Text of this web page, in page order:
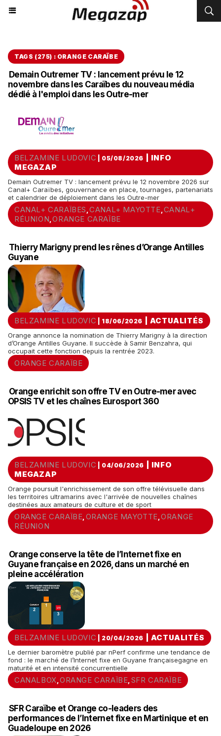
TAGS (275) : ORANGE CARAÏBE
Demain Outremer TV : lancement prévu le 12
novembre dans les Caraïbes du nouveau média
dédié à l'emploi dans les Outre-mer
BELZAMINE LUDOVIC | 05/08/2026
INFO
MEGAZAP
Demain Outremer TV : lancement prévu le 12 novembre 2026 sur
Canal+ Caraïbes, gouvernance en place, tournages, partenariats
et calendrier de déploiement dans les Outre-mer
CANAL+ CARAÏBES ,CANAL+ MAYOTTE CANAL+
RÉUNION ,ORANGE CARAÏBE
Thierry Marigny prend les rênes d’Orange Antilles
Guyane
BELZAMINE LUDOVIC | 18/06/2026 ACTUALITÉS
Orange annonce la nomination de Thierry Marigny à la direction
d’Orange Antilles Guyane. Il succède à Samir Benzahra, qui
occupait cette fonction depuis la rentrée 2023.
ORANGE CARAÏBE
Orange enrichit son offre TV en Outre-mer avec
OPSIS TV et les chaînes Eurosport 360
BELZAMINE LUDOVIC | 04/06/2026
INFO
MEGAZAP
Orange poursuit l'enrichissement de son offre télévisuelle dans
les territoires ultramarins avec l'arrivée de nouvelles chaînes
destinées aux amateurs de culture et de sport
ORANGE CARAÏBE ORANGE MAYOTTE ,ORANGE
RÉUNION
Orange conserve la tête de l’Internet fixe en
Guyane française en 2026, dans un marché en
pleine accélération
BELZAMINE LUDOVIC | 20/04/2026 ACTUALITÉS
Le dernier baromètre publié par nPerf confirme une tendance de
fond : le marché de l’Internet fixe en Guyane françaisegagne en
maturité et en intensité concurrentielle
CANALBOX ,ORANGE CARAÏBE SFR CARAÏBE
SFR Caraïbe et Orange co-leaders des
performances de l’Internet fixe en Martinique et en
Guadeloupe en 2026